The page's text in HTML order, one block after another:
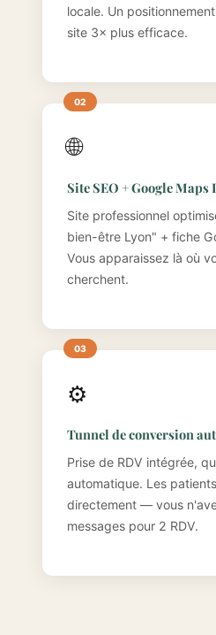
locale. Un
site 3× plus efficace.
🌐
Site SEO + Google Maps
Site professionnel
bien-être Lyon" + fiche
Vous apparaissez là où
cherchent.
⚙️
Tunnel de conversion
Prise de RDV intégrée,
automatique. Les
directement — vous
messages pour 2 RDV.